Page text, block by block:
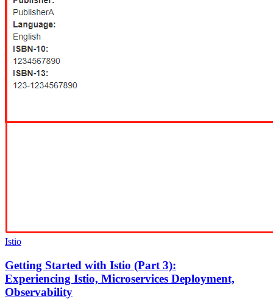
Istio
Getting Started with Istio (Part 3):
Experiencing Istio, Microservices Deployment,
Observability